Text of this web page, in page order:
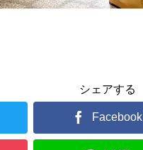
シェアする
Facebook